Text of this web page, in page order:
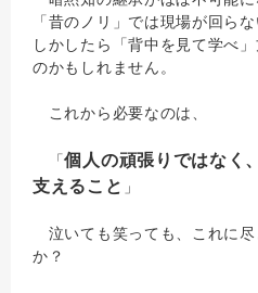
「昔のノリ」では現場が回ら
しかしたら「背中を見て学べ
のかもしれません。
これから必要なのは、
「個人の頑張りではなく
支えること 」
泣いても笑っても、これに尽
か？